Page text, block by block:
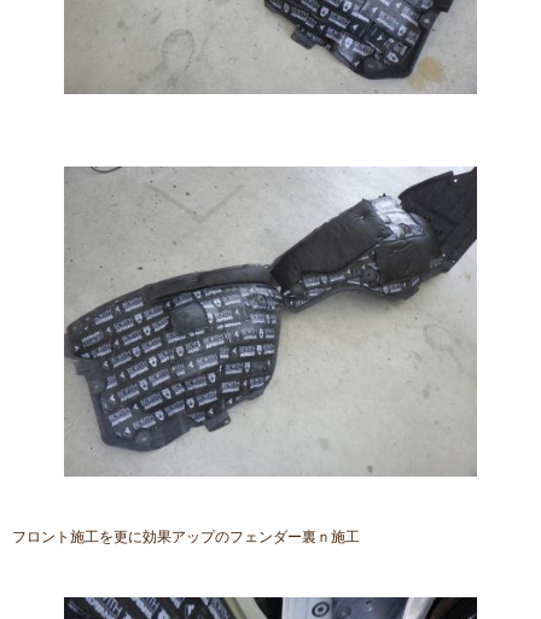
フロント施工を更に効果アップのフェンダー裏ｎ施工